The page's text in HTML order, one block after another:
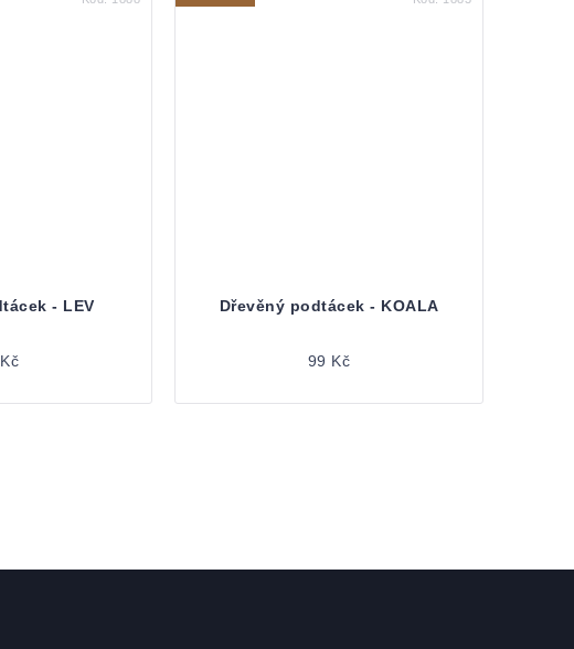
- LEV Dřevěný podtácek - KOALA
99 Kč